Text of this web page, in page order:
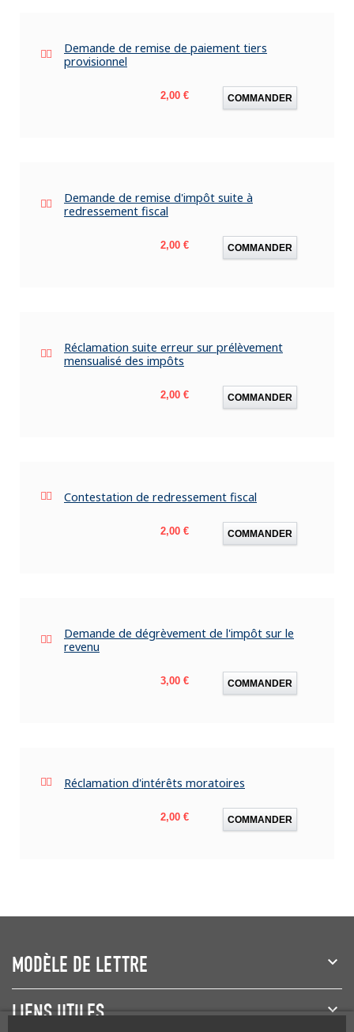
Demande de remise de paiement tiers
provisionnel
Prix
2,00 € COMMANDER
Demande de remise d'impôt suite à
redressement fiscal
Prix
2,00 € COMMANDER
Réclamation suite erreur sur prélèvement
mensualisé des impôts
Prix
2,00 € COMMANDER
Contestation de redressement fiscal
Prix
2,00 € COMMANDER
Demande de dégrèvement de l'impôt sur le
revenu
Prix
3,00 € COMMANDER
Réclamation d'intérêts moratoires
Prix
2,00 € COMMANDER
MODÈLE DE LETTRE
LIENS UTILES